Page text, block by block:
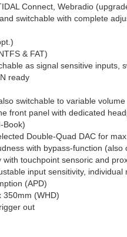
Connect, Webradio
switchable with complete
& FAT)
as signal sensitive inputs,
ready
switchable to variable volume
front panel with dedicated
Book)
Double-Quad DAC for
with bypass-function (also
touchpoint sensoric and
input sensitivity,
(APD)
350mm (WHD)
out